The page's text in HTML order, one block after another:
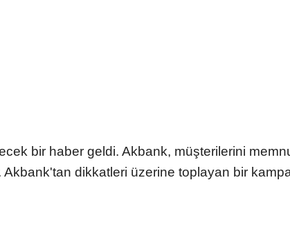
bir haber geldi. Akbank, müşterilerini
dikkatleri üzerine toplayan bir